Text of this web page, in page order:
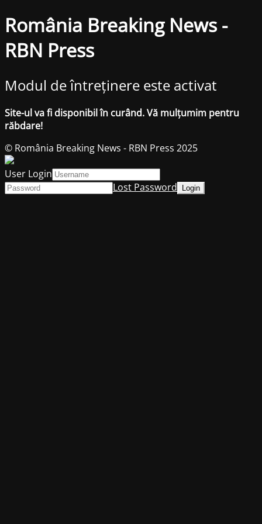
România Breaking News -
RBN Press
Modul de întreținere este activat
Site-ul va fi disponibil în curând. Vă mulțumim pentru
răbdare!
© România Breaking News - RBN Press 2025
User Login
Lost Password